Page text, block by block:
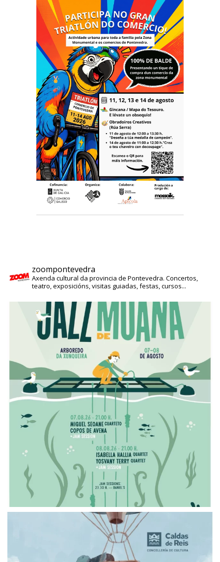
zoompontevedra
Axenda cultural da provincia de Pontevedra. Concertos,
teatro, exposicións, visitas guiadas, festas, cursos...